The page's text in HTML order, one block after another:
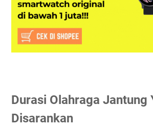
Durasi Olahraga Jantung
Disarankan